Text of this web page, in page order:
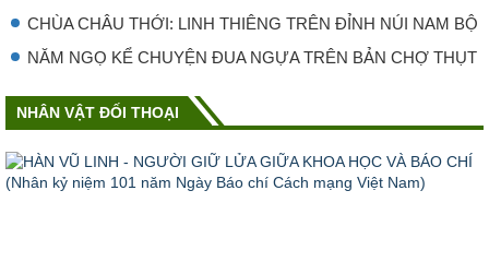
CHÙA CHÂU THỚI: LINH THIÊNG TRÊN ĐỈNH NÚI NAM BỘ
NĂM NGỌ KỂ CHUYỆN ĐUA NGỰA TRÊN BẢN CHỢ THỤT
NHÂN VẬT ĐỐI THOẠI